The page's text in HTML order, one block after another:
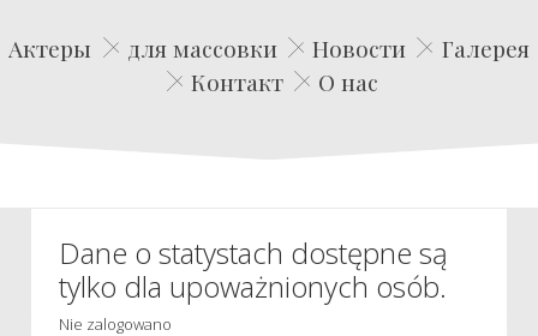
Edwin Film Agencja Aktorska
Актеры для массовки Новости
Галерея
Контакт
О нас
Dane o statystach dostępne są
tylko dla upoważnionych osób.
Nie zalogowano